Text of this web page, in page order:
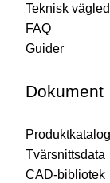
Teknisk
FAQ
Guider
Dokument
Produktkatalog
Tvärsnittsdata
CAD-bibliotek